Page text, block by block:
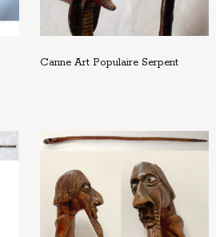
Canne Art Populaire Serpent